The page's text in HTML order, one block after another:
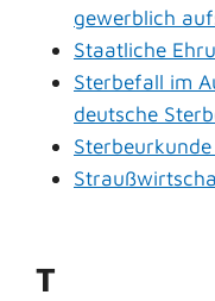
gewerblich
Staatliche
Sterbefall im
deutsche
T